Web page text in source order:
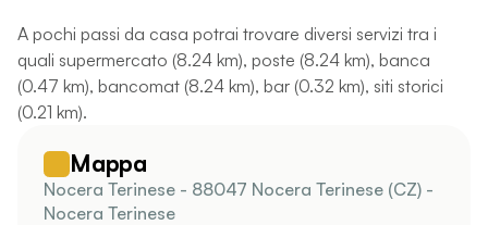
A pochi passi da casa potrai trovare diversi servizi tra i
quali supermercato (8.24 km), poste (8.24 km), banca
(0.47 km), bancomat (8.24 km), bar (0.32 km), siti storici
(0.21 km).
Mappa
Nocera Terinese - 88047 Nocera Terinese (CZ) -
Nocera Terinese